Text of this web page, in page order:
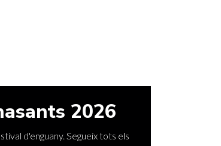
2026
d'enguany. Segueix tots els